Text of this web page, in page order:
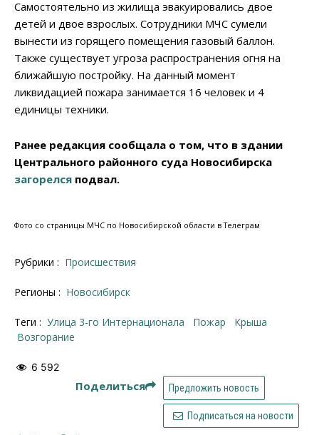
Самостоятельно из жилища эвакуировались двое
детей и двое взрослых. Сотрудники МЧС сумели
вынести из горящего помещения газовый баллон.
Также существует угроза распространения огня на
ближайшую постройку. На данный момент
ликвидацией пожара занимается 16 человек и 4
единицы техники.
Ранее редакция сообщала о том, что в здании
Центрального районного суда Новосибирска
загорелся подвал.
Фото со страницы МЧС по Новосибирской области в Телеграм
Рубрики : Происшествия
Регионы : Новосибирск
Теги : улица 3-го Интернационала пожар
крыша
Возгорание
6 592
Поделиться Предложить новость
Подписаться на новости